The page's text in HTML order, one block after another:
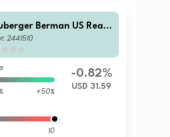
Berman US Real
Securities Fund USD I
2441510
+50%
10
-0.82%
USD 31.59